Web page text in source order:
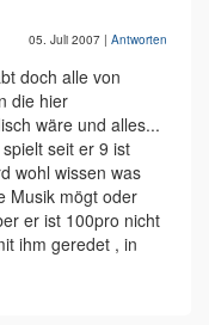
05. Juli 2007 | Antworten
doch alle von
die hier
wäre und alles...
seit er 9 ist
wohl wissen was
Musik mögt oder
er ist 100pro nicht
ihm geredet , in